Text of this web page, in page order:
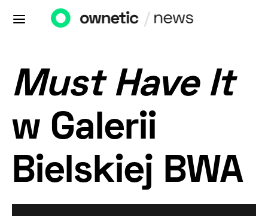
Must Have It
w Galerii
Bielskiej BWA